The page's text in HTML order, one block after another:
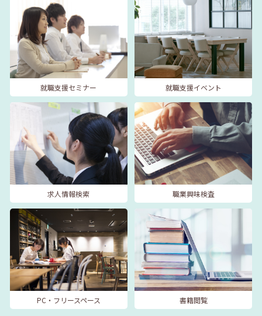
就職支援セミナー 就職支援イベント
求人情報検索 職業興味検査
PC・フリースペース 書籍閲覧